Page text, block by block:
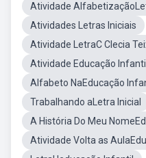
Atividade
Atividades Letras Iniciais
Atividade LetraC Clecia
Atividade Educação
Alfabeto NaEducação
Trabalhando aLetra Inicial
A História Do Meu
Atividade Volta as